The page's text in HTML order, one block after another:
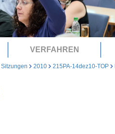
VERFAHREN
Sitzungen 2010 215PA-14dez10-TOP